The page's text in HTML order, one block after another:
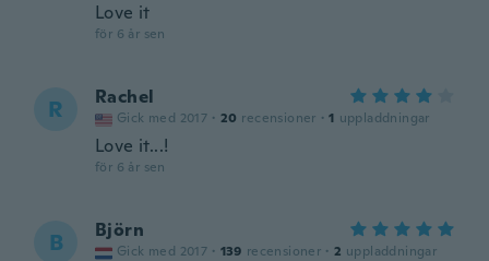
Love it
för 6 år sen
R Rachel
Gick med 2017 · 20 recensioner · 1 uppladdningar
Love it...!
för 6 år sen
B Björn
Gick med 2017 · 139 recensioner · 2 uppladdningar